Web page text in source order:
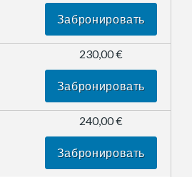
Забронировать
230,00 €
Забронировать
240,00 €
Забронировать